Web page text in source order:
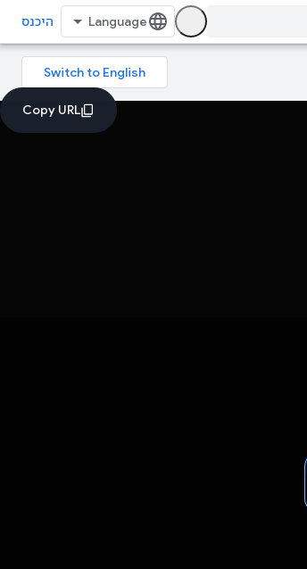
היכנס